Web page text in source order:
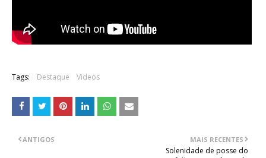
Tags: Destaque Videos
MAIS RECENTES
Solenidade de posse do
ANTIGOS